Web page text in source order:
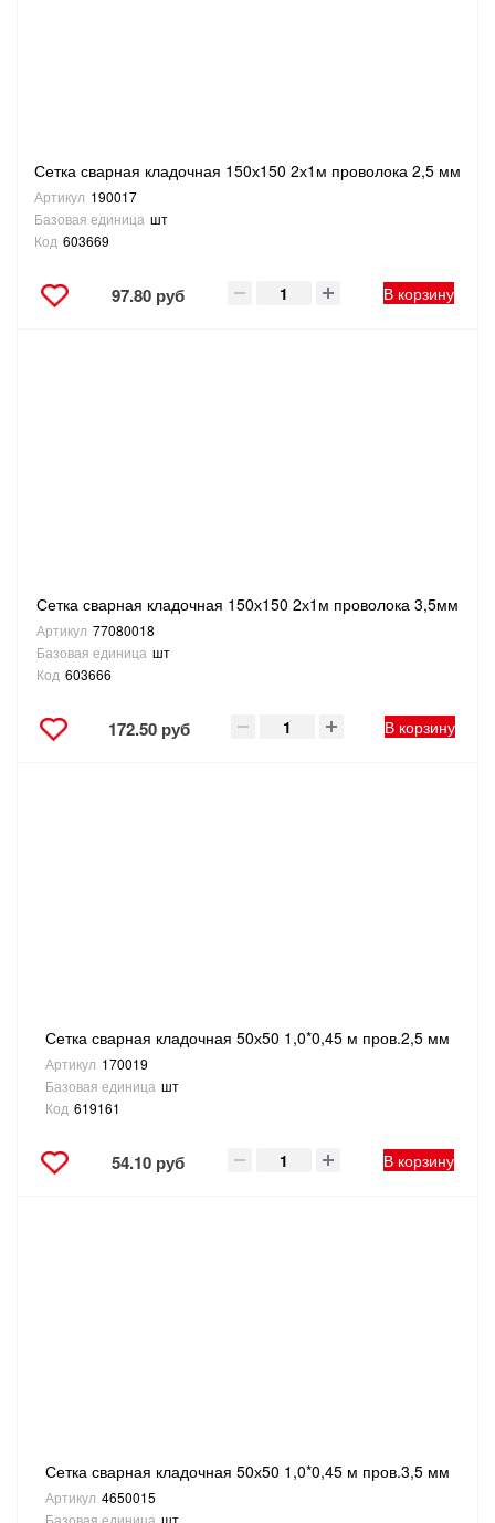
Сетка сварная кладочная 150х150 2х1м проволока 2,5 мм
Артикул 190017
Базовая единица шт
Код 603669
97.80 руб В корзину
Сетка сварная кладочная 150х150 2х1м проволока 3,5мм
Артикул 77080018
Базовая единица шт
Код 603666
172.50 руб В корзину
Сетка сварная кладочная 50х50 1,0*0,45 м пров.2,5 мм
Артикул 170019
Базовая единица шт
Код 619161
54.10 руб В корзину
Сетка сварная кладочная 50х50 1,0*0,45 м пров.3,5 мм
Артикул 4650015